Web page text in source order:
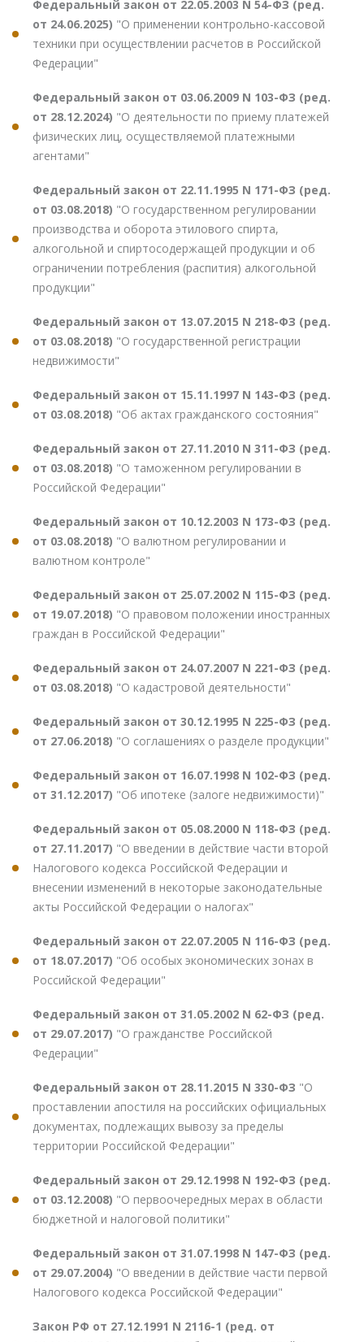
Федеральный закон от 22.05.2003 N 54-ФЗ (ред.
от 24.06.2025) "О применении контрольно-кассовой
техники при осуществлении расчетов в Российской
Федерации"
Федеральный закон от 03.06.2009 N 103-ФЗ (ред.
от 28.12.2024) "О деятельности по приему платежей
физических лиц, осуществляемой платежными
агентами"
Федеральный закон от 22.11.1995 N 171-ФЗ (ред.
от 03.08.2018) "О государственном регулировании
производства и оборота этилового спирта,
алкогольной и спиртосодержащей продукции и об
ограничении потребления (распития) алкогольной
продукции"
Федеральный закон от 13.07.2015 N 218-ФЗ (ред.
от 03.08.2018) "О государственной регистрации
недвижимости"
Федеральный закон от 15.11.1997 N 143-ФЗ (ред.
от 03.08.2018) "Об актах гражданского состояния"
Федеральный закон от 27.11.2010 N 311-ФЗ (ред.
от 03.08.2018) "О таможенном регулировании в
Российской Федерации"
Федеральный закон от 10.12.2003 N 173-ФЗ (ред.
от 03.08.2018) "О валютном регулировании и
валютном контроле"
Федеральный закон от 25.07.2002 N 115-ФЗ (ред.
от 19.07.2018) "О правовом положении иностранных
граждан в Российской Федерации"
Федеральный закон от 24.07.2007 N 221-ФЗ (ред.
от 03.08.2018) "О кадастровой деятельности"
Федеральный закон от 30.12.1995 N 225-ФЗ (ред.
от 27.06.2018) "О соглашениях о разделе продукции"
Федеральный закон от 16.07.1998 N 102-ФЗ (ред.
от 31.12.2017) "Об ипотеке (залоге недвижимости)"
Федеральный закон от 05.08.2000 N 118-ФЗ (ред.
от 27.11.2017) "О введении в действие части второй
Налогового кодекса Российской Федерации и
внесении изменений в некоторые законодательные
акты Российской Федерации о налогах"
Федеральный закон от 22.07.2005 N 116-ФЗ (ред.
от 18.07.2017) "Об особых экономических зонах в
Российской Федерации"
Федеральный закон от 31.05.2002 N 62-ФЗ (ред.
от 29.07.2017) "О гражданстве Российской
Федерации"
Федеральный закон от 28.11.2015 N 330-ФЗ "О
проставлении апостиля на российских официальных
документах, подлежащих вывозу за пределы
территории Российской Федерации"
Федеральный закон от 29.12.1998 N 192-ФЗ (ред.
от 03.12.2008) "О первоочередных мерах в области
бюджетной и налоговой политики"
Федеральный закон от 31.07.1998 N 147-ФЗ (ред.
от 29.07.2004) "О введении в действие части первой
Налогового кодекса Российской Федерации"
Закон РФ от 27.12.1991 N 2116-1 (ред. от